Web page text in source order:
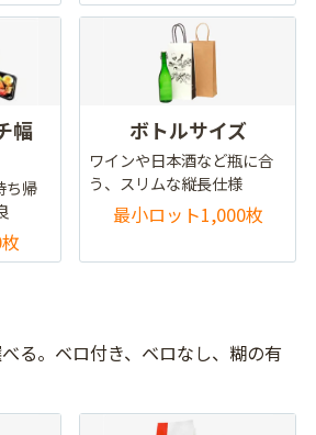
幅
ち帰
ボトルサイズ
ワインや日本酒など瓶に合
う、スリムな縦長仕様
最小ロット1,000枚
る。ベロ付き、ベロなし、糊の有